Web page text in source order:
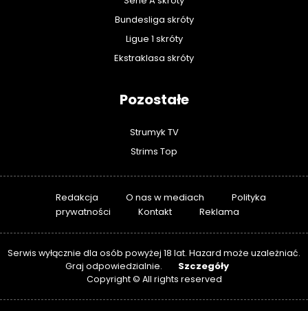
Bundesliga skróty
Ligue 1 skróty
Ekstraklasa skróty
Pozostałe
Strumyk TV
Strims Top
Redakcja O nas w mediach
Polityka
prywatności
Kontakt Reklama
Serwis wyłącznie dla osób powyżej 18 lat. Hazard może uzależniać.
Graj odpowiedzialnie.
Szczegóły
Copyright © All rights reserved